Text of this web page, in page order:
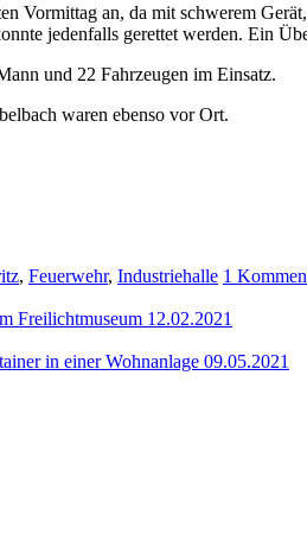
Vormittag an, da mit schwerem
jedenfalls gerettet werden. Ein
und 22 Fahrzeugen im Einsatz.
waren ebenso vor Ort.
, Feuerwehr, Industriehalle 1
Freilichtmuseum 12.02.2021
in einer Wohnanlage 09.05.2021